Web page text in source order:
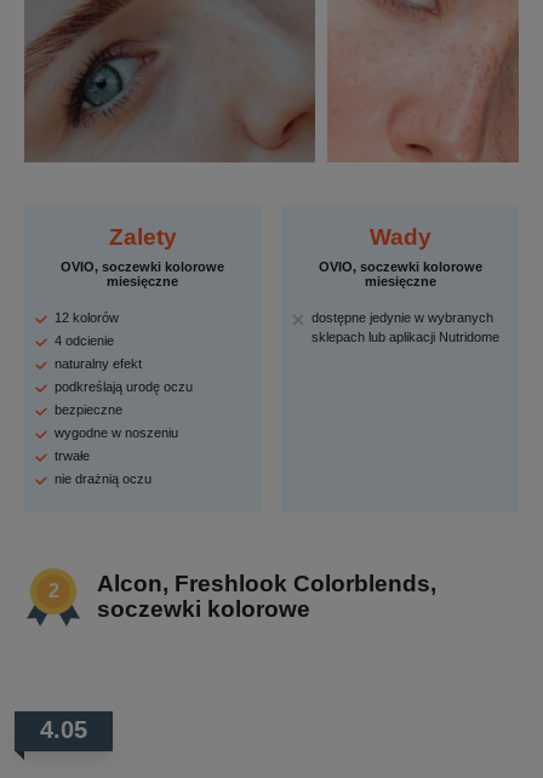
Zalety
OVIO, soczewki kolorowe
miesięczne
12 kolorów
4 odcienie
naturalny efekt
podkreślają urodę oczu
bezpieczne
wygodne w noszeniu
trwałe
nie drażnią oczu
Wady
OVIO, soczewki kolorowe
miesięczne
dostępne jedynie w wybranych
sklepach lub aplikacji Nutridome
Alcon, Freshlook Colorblends,
soczewki kolorowe
4.05